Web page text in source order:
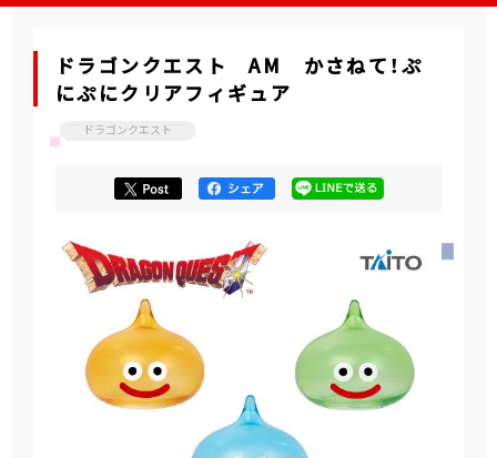
ドラゴンクエスト AM かさねて！ぷ
にぷにクリアフィギュア
ドラゴンクエスト